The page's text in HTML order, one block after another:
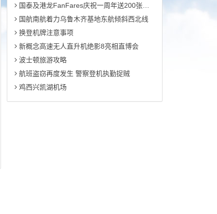
国泰及港龙FanFares庆祝一周年送200张机票
国航南航着力乌鲁木齐基地东航倾斜西北线
换登机牌注意事项
新概念高速无人直升机绝影8亮相直博会
波士顿旅游攻略
航班盗窃再度发生 警察登机执勤捉贼
鸡西兴凯湖机场